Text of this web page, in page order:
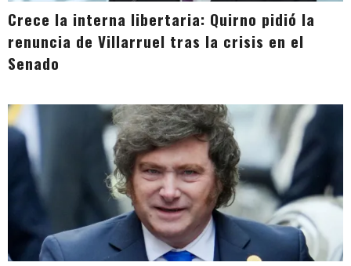
Crece la interna libertaria: Quirno pidió la
renuncia de Villarruel tras la crisis en el
Senado